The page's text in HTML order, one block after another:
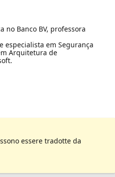
no Banco BV, professora
especialista em Segurança
Arquitetura de
essere tradotte da